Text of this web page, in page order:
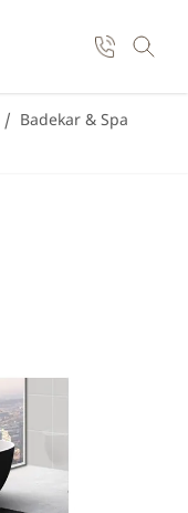
/ Badekar & Spa